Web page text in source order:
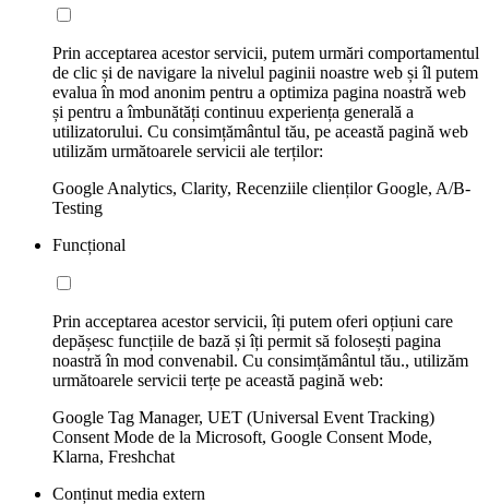
Prin acceptarea acestor servicii, putem urmări comportamentul
de clic și de navigare la nivelul paginii noastre web și îl putem
evalua în mod anonim pentru a optimiza pagina noastră web
și pentru a îmbunătăți continuu experiența generală a
utilizatorului. Cu consimțământul tău, pe această pagină web
utilizăm următoarele servicii ale terților:
Google Analytics, Clarity, Recenziile clienților Google, A/B-
Testing
Funcțional
Prin acceptarea acestor servicii, îți putem oferi opțiuni care
depășesc funcțiile de bază și îți permit să folosești pagina
noastră în mod convenabil. Cu consimțământul tău., utilizăm
următoarele servicii terțe pe această pagină web:
Google Tag Manager, UET (Universal Event Tracking)
Consent Mode de la Microsoft, Google Consent Mode,
Klarna, Freshchat
Conținut media extern